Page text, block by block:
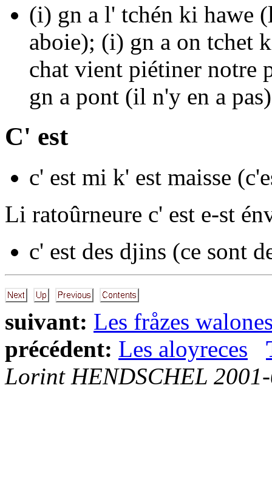
(i) gn a l' tchén ki hawe
aboie); (i) gn a on tchet
chat vient piétiner notre
gn a pont (il n'y en a pas)
C' est
c' est mi k' est maisse
Li ratoûrneure c' est e-st
c' est des djins (ce sont
suivant: Les fråzes
précédent: Les aloyreces
Lorint HENDSCHEL